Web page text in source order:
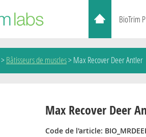
BioTrim
>Bâtisseurs de muscles>Max Recover Deer Antler
Max Recover Deer
Code de l'article: